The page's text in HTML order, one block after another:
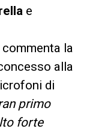
e
commenta la
alla
di
primo
forte